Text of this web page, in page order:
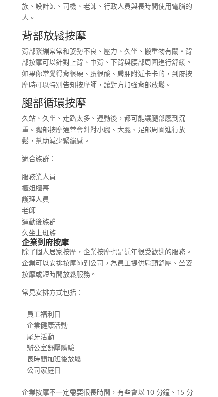
族、設計師、司機、老師、行政人員與長時間使用電腦的
人。
背部放鬆按摩
背部緊繃常常和姿勢不良、壓力、久坐、搬重物有關。背
部按摩可以針對上背、中背、下背與腰部周圍進行舒緩。
如果你常覺得背很硬、腰很酸、肩胛附近卡卡的，到府按
摩時可以特別告知按摩師，讓對方加強背部放鬆。
腿部循環按摩
久站、久坐、走路太多、運動後，都可能讓腿部感到沉
重。腿部按摩通常會針對小腿、大腿、足部周圍進行放
鬆，幫助減少緊繃感。
適合族群：
服務業人員
櫃姐櫃哥
護理人員
老師
運動後族群
久坐上班族
企業到府按摩
除了個人居家按摩，企業按摩也是近年很受歡迎的服務。
企業可以安排按摩師到公司，為員工提供肩頸舒壓、坐姿
按摩或短時間放鬆服務。
常見安排方式包括：
員工福利日
企業健康活動
尾牙活動
辦公室舒壓體驗
長時間加班後放鬆
公司家庭日
企業按摩不一定需要很長時間，有些會以 10 分鐘、15 分